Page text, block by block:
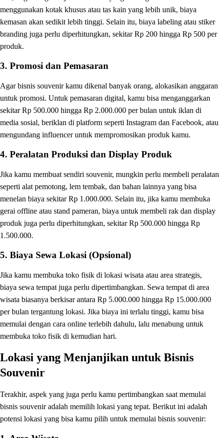
menggunakan kotak khusus atau tas kain yang lebih unik, biaya
kemasan akan sedikit lebih tinggi. Selain itu, biaya labeling atau stiker
branding juga perlu diperhitungkan, sekitar Rp 200 hingga Rp 500 per
produk.
3. Promosi dan Pemasaran
Agar bisnis souvenir kamu dikenal banyak orang, alokasikan anggaran
untuk promosi. Untuk pemasaran digital, kamu bisa menganggarkan
sekitar Rp 500.000 hingga Rp 2.000.000 per bulan untuk iklan di
media sosial, beriklan di platform seperti Instagram dan Facebook, atau
mengundang influencer untuk mempromosikan produk kamu.
4. Peralatan Produksi dan Display Produk
Jika kamu membuat sendiri souvenir, mungkin perlu membeli peralatan
seperti alat pemotong, lem tembak, dan bahan lainnya yang bisa
menelan biaya sekitar Rp 1.000.000. Selain itu, jika kamu membuka
gerai offline atau stand pameran, biaya untuk membeli rak dan display
produk juga perlu diperhitungkan, sekitar Rp 500.000 hingga Rp
1.500.000.
5. Biaya Sewa Lokasi (Opsional)
Jika kamu membuka toko fisik di lokasi wisata atau area strategis,
biaya sewa tempat juga perlu dipertimbangkan. Sewa tempat di area
wisata biasanya berkisar antara Rp 5.000.000 hingga Rp 15.000.000
per bulan tergantung lokasi. Jika biaya ini terlalu tinggi, kamu bisa
memulai dengan cara online terlebih dahulu, lalu menabung untuk
membuka toko fisik di kemudian hari.
Lokasi yang Menjanjikan untuk Bisnis
Souvenir
Terakhir, aspek yang juga perlu kamu pertimbangkan saat memulai
bisnis souvenir adalah memilih lokasi yang tepat. Berikut ini adalah
potensi lokasi yang bisa kamu pilih untuk memulai bisnis souvenir: